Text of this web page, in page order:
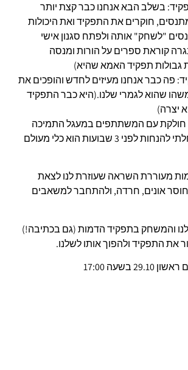
בשלב הבא אנחנו כבר קצת יותר
חוקרים את התפקיד ואת היכולות
"לשחק" אותה ולפתח סגנון אישי
קוראת ספרים על הורות ומנסה
גבולות תפקיד האמא שהיא)
פה כבר אנחנו מעיזים לחדש והופכים את
שהוא לגמרי שלנו.(היא כבר התפקיד
יצרה)
חולקת עם המשתתפים במעגל התמיכה
וההקשבה שהתחלתי להנחות לפני 3 שבועות הוא כלי מעולם
מעוררת השראה שעוזרת לנו לצאת
אונים, חרדה, ולהתחבר למשאבים
והמשחק בתפקיד הדמות (גם בכתיבה!)
את התפקיד ולהפוך אותו לשלנו.
בשעה 17:00